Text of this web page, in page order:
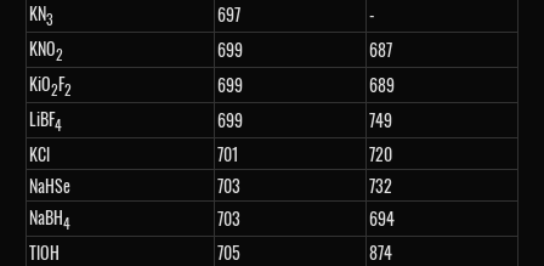
KN3 697
-
KNO2 699
687
KiO2F2 699
689
LiBF4 699
749
KCl
701
720
NaHSe
703
732
NaBH4 703
694
TlOH
705
874